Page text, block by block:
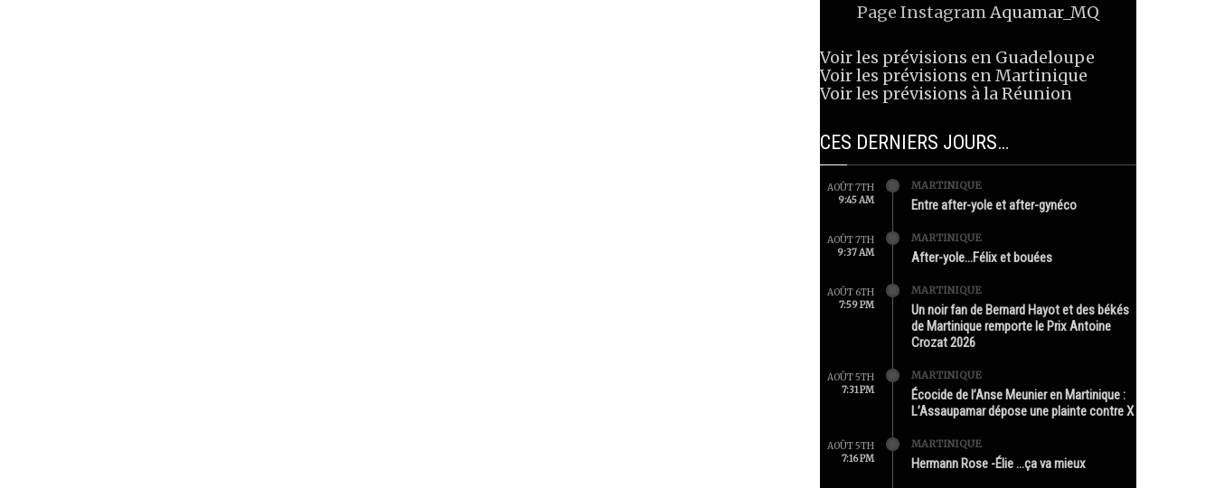
Page InstagramAquamar_MQ
Voir les prévisions en Guadeloupe
Voir les prévisions en Martinique
Voir les prévisions à la Réunion
CES DERNIERS JOURS…
AOÛT 7TH
9:45 AM
MARTINIQUE
Entre after-yole et after-gynéco
AOÛT 7TH
9:37 AM
MARTINIQUE
After-yole…Félix et bouées
AOÛT 6TH
7:59 PM
MARTINIQUE
Un noir fan de Bernard Hayot et des békés
de Martinique remporte le Prix Antoine
Crozat 2026
AOÛT 5TH
7:31 PM
MARTINIQUE
Écocide de l’Anse Meunier en Martinique :
L’Assaupamar dépose une plainte contre X
AOÛT 5TH
7:16 PM
MARTINIQUE
Hermann Rose -Élie …ça va mieux